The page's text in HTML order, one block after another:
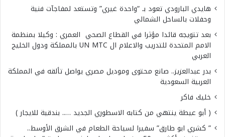
هايدي البارودي تعود بـ “واحدة غيري” وتستعد لمفاجآت فنية
وحفلات بالساحل الشمالي
بعد تتويجه قائدا مؤثرا في القطاع الصحي العمري : وكيلا بمنظمة
الامم المتحدة للتدريب والاعلام ال UN MTC بالمملكة ودول الخليج
العربي
بدر عبدالعزيز.. صانع محتوى وموديل مصري يواصل تألقه في المملكة
العربية السعودية
خليك فاكر
( أبو عيطة ينتهي من كتابه الاسطوري الجديد ….. بندقية للايجار )
” كشري ابو طارق” سفيرا لسياحة الطعام في الشرق الأوسط..